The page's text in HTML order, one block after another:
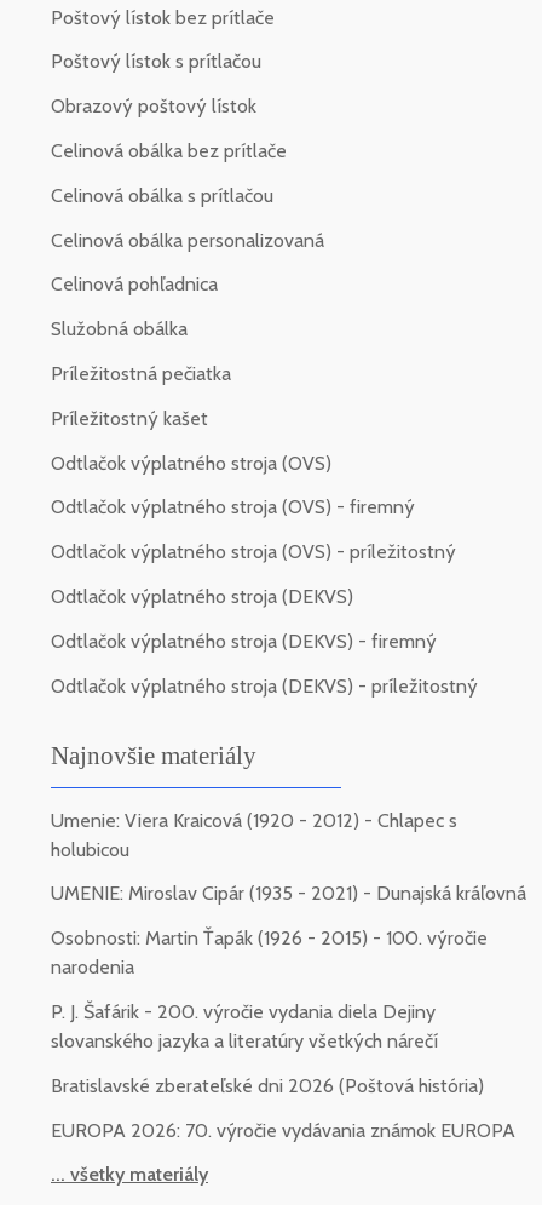
Poštový lístok bez prítlače
Poštový lístok s prítlačou
Obrazový poštový lístok
Celinová obálka bez prítlače
Celinová obálka s prítlačou
Celinová obálka personalizovaná
Celinová pohľadnica
Služobná obálka
Príležitostná pečiatka
Príležitostný kašet
Odtlačok výplatného stroja (OVS)
Odtlačok výplatného stroja (OVS) - firemný
Odtlačok výplatného stroja (OVS) - príležitostný
Odtlačok výplatného stroja (DEKVS)
Odtlačok výplatného stroja (DEKVS) - firemný
Odtlačok výplatného stroja (DEKVS) - príležitostný
Najnovšie materiály
Umenie: Viera Kraicová (1920 - 2012) - Chlapec s
holubicou
UMENIE: Miroslav Cipár (1935 - 2021) - Dunajská kráľovná
Osobnosti: Martin Ťapák (1926 - 2015) - 100. výročie
narodenia
P. J. Šafárik - 200. výročie vydania diela Dejiny
slovanského jazyka a literatúry všetkých nárečí
Bratislavské zberateľské dni 2026 (Poštová história)
EUROPA 2026: 70. výročie vydávania známok EUROPA
... všetky materiály